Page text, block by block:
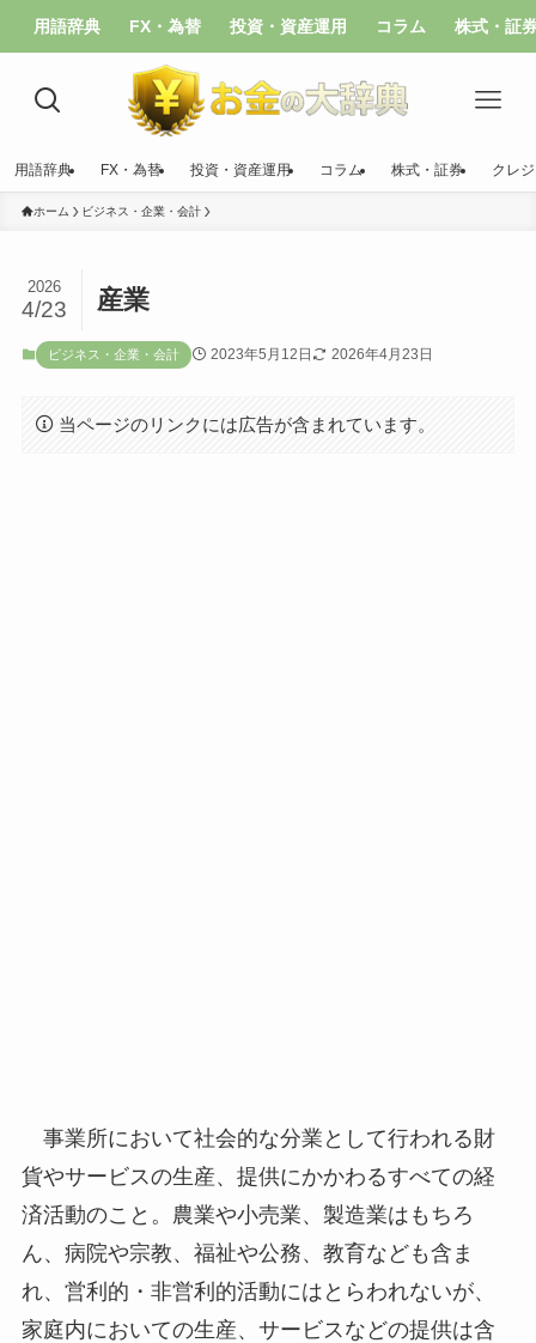
用語辞典 FX・為替 投資・資産運用 コラム 株式・証
用語辞典 FX・為替 投資・資産運用 コラム 株式・証券 クレ
ホーム ビジネス・企業・会計
産業
2026
4/23
ビジネス・企業・会計 2023年5月12日 2026年4月23日
当ページのリンクには広告が含まれています。
事業所において社会的な分業として行われる財
貨やサービスの生産、提供にかかわるすべての経
済活動のこと。農業や小売業、製造業はもちろ
ん、病院や宗教、福祉や公務、教育なども含ま
れ、営利的・非営利的活動にはとらわれないが、
家庭内においての生産、サービスなどの提供は含